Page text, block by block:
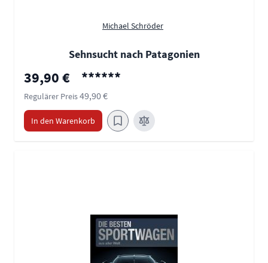
Michael Schröder
Sehnsucht nach Patagonien
Sonderpreis
39,90 € ******
Regulärer Preis49,90 €
In den Warenkorb